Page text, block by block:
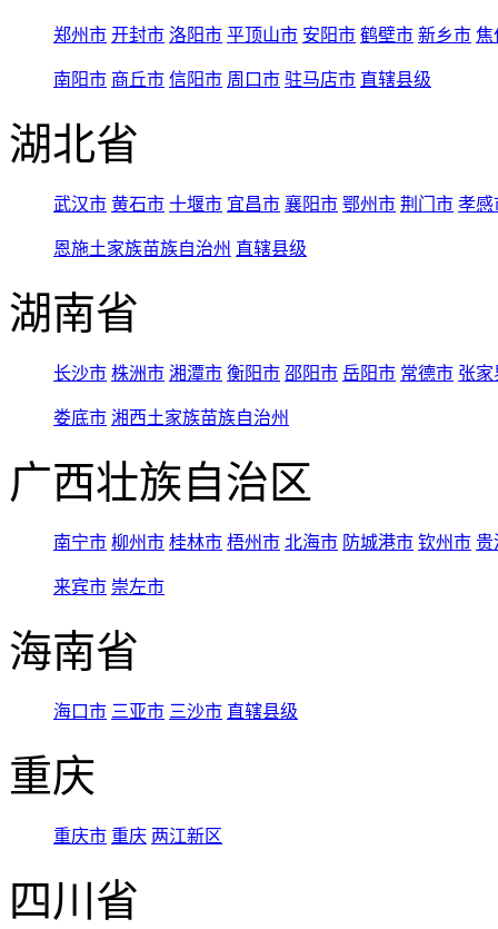
郑州市 开封市 洛阳市 平顶山市 安阳市 鹤壁市 新乡市 焦
南阳市 商丘市 信阳市 周口市 驻马店市 直辖县级
湖北省
武汉市 黄石市 十堰市 宜昌市 襄阳市 鄂州市 荆门市 孝感
恩施土家族苗族自治州 直辖县级
湖南省
长沙市 株洲市 湘潭市 衡阳市 邵阳市 岳阳市 常德市 张家
娄底市 湘西土家族苗族自治州
广西壮族自治区
南宁市 柳州市 桂林市 梧州市 北海市 防城港市 钦州市 贵
来宾市 崇左市
海南省
海口市 三亚市 三沙市 直辖县级
重庆
重庆市 重庆 两江新区
四川省